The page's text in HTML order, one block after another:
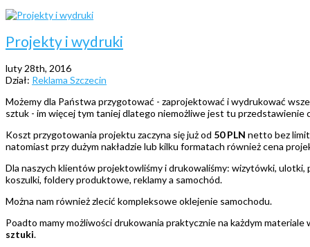
Projekty i wydruki
luty 28th, 2016
Dział: Reklama Szczecin
Możemy dla Państwa przygotować - zaprojektować i wydrukować
sztuk - im więcej tym taniej dlatego niemożliwe jest tu
Koszt przygotowania projektu zaczyna się już od 50 PLN netto bez
natomiast przy dużym nakładzie lub kilku formatach również cena
Dla naszych klientów projektowliśmy i drukowaliśmy: wizytówki,
koszulki, foldery produktowe, reklamy a samochód.
Można nam również zlecić kompleksowe oklejenie samochodu.
Poadto mamy możliwości drukowania praktycznie na każdym
sztuki.